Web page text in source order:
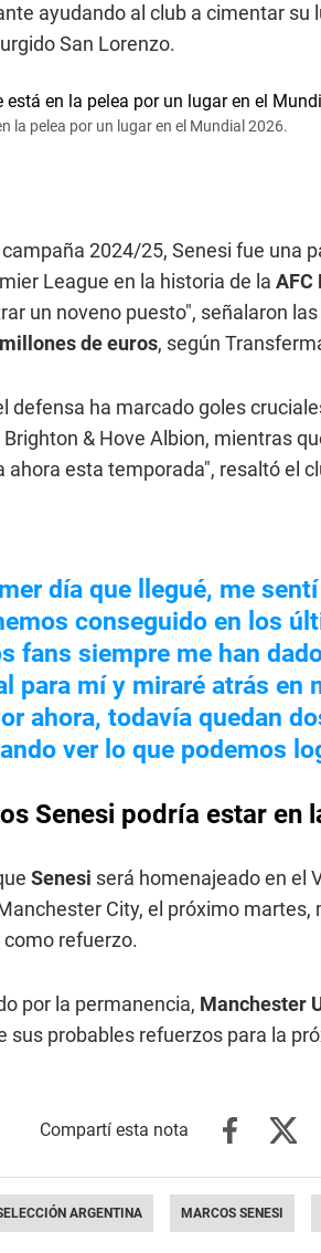
ayudando al club a cimentar su
San Lorenzo.
la pelea por un lugar en el Mundial 2026.
2024/25, Senesi fue una
League en la historia de la AFC
un noveno puesto", señalaron
de euros, según
defensa ha marcado goles
& Hove Albion, mientras
ahora esta temporada", resaltó el
día que llegué, me
conseguido en los
fans siempre me han
para mí y miraré atrás en
ahora, todavía quedan
ver lo que podemos
Senesi podría estar en
Senesi será homenajeado en el
City, el próximo
refuerzo.
por la permanencia, Manchester
sus probables refuerzos para la
ARGENTINA MARCOS SENESI